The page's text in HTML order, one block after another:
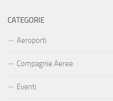
CATEGORIE
Aeroporti
Compagnie Aeree
Eventi